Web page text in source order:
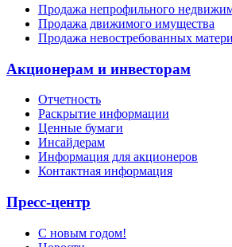
Продажа непрофильного
Продажа движимого имущества
Продажа невостребованных
Акционерам и инвесторам
Отчетность
Раскрытие информации
Ценные бумаги
Инсайдерам
Информация для акционеров
Контактная информация
Пресс-центр
С новым годом!